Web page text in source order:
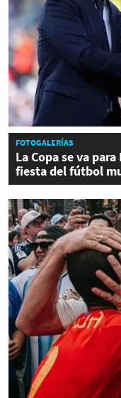
FOTOGALERÍAS
La Copa se va
fiesta del fútbol